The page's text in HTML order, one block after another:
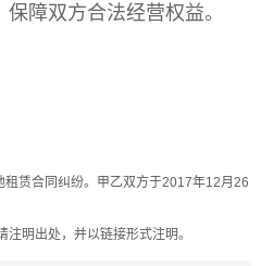
障双方合法经营权益。
赁合同纠纷。甲乙双方于2017年12月26
注明出处，并以链接形式注明。